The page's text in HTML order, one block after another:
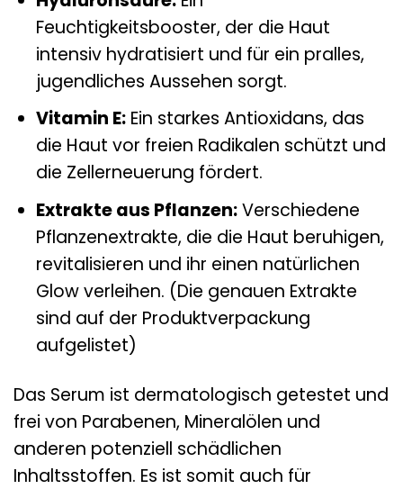
Feuchtigkeitsbooster, der die Haut
intensiv hydratisiert und für ein pralles,
jugendliches Aussehen sorgt.
Vitamin E:Ein starkes Antioxidans, das
die Haut vor freien Radikalen schützt und
die Zellerneuerung fördert.
Extrakte aus Pflanzen:Verschiedene
Pflanzenextrakte, die die Haut beruhigen,
revitalisieren und ihr einen natürlichen
Glow verleihen. (Die genauen Extrakte
sind auf der Produktverpackung
aufgelistet)
Das Serum ist dermatologisch getestet und
frei von Parabenen, Mineralölen und
anderen potenziell schädlichen
Inhaltsstoffen. Es ist somit auch für